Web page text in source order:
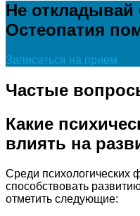
Не откладывай
Остеопатия
Записаться на прием
Частые
Какие
влиять на
Среди психологических
способствовать
отметить следующие: